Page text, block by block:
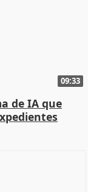
09:33
de IA que